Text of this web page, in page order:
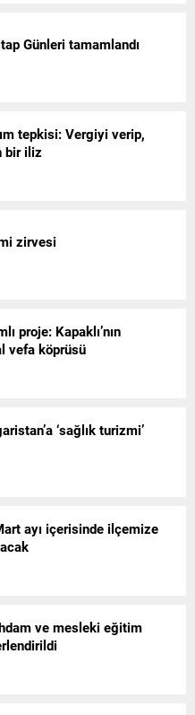
Günleri tamamlandı
tepkisi: Vergiyi verip,
bir iliz
zirvesi
proje: Kapaklı’nın
vefa köprüsü
‘sağlık turizmi’
ayı içerisinde ilçemize
ve mesleki eğitim